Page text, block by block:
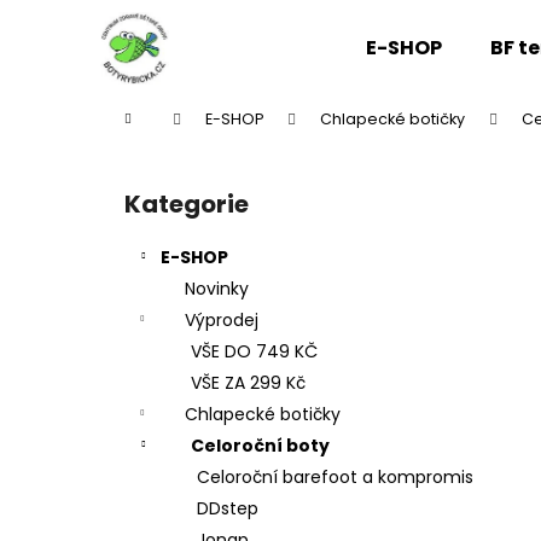
E-SHOP BF
Domů E-SHOP Chlapecké botičky
Přeskočit
kategorie
Kategorie
E-SHOP
Novinky
Výprodej
VŠE DO 749 KČ
VŠE ZA 299 Kč
Chlapecké botičky
Celoroční boty
Celoroční barefoot a kompromis
DDstep
Zpět
Zpět